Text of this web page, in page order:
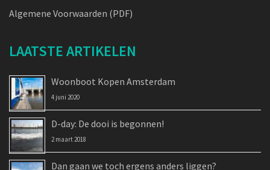
Algemene Voorwaarden (PDF)
LAATSTE ARTIKELEN
Woonboot Kopen Amsterdam
4 juni 2020
D-day: De dooi is begonnen!
2 maart 2018
Dan gaan we toch ergens anders liggen?